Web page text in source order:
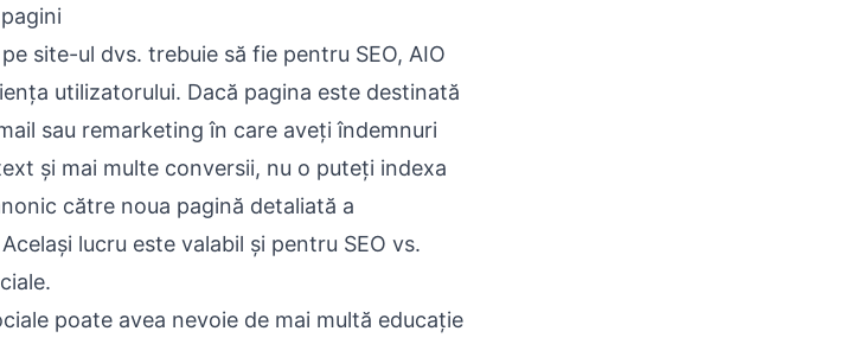
site-ul dvs. trebuie să fie pentru SEO, AIO
utilizatorului. Dacă pagina este destinată
sau remarketing în care aveți îndemnuri
și mai multe conversii, nu o puteți indexa
către noua pagină detaliată a
lucru este valabil și pentru SEO vs.
poate avea nevoie de mai multă educație